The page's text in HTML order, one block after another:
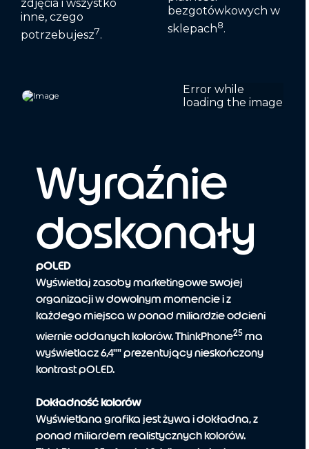
zdjęcia i wszystko
inne, czego
potrzebujesz7.
bezgotówkowych w
sklepach8.
Wyraźnie
doskonały
pOLED
Wyświetlaj zasoby marketingowe swojej
organizacji w dowolnym momencie i z
każdego miejsca w ponad miliardzie odcieni
wiernie oddanych kolorów. ThinkPhone25ma
wyświetlacz 6,4"" prezentujący nieskończony
kontrast pOLED.
Dokładność kolorów
Wyświetlana grafika jest żywa i dokładna, z
ponad miliardem realistycznych kolorów.